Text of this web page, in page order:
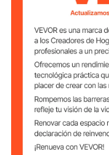
Profundidad del
Sistema de
medición
Tamaño de la
cabeza del zócalo
Dimensiones del
producto